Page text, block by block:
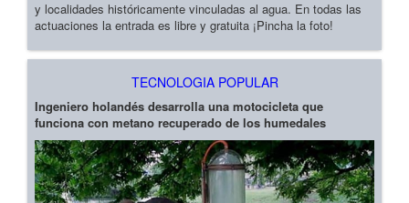
y localidades históricamente vinculadas al agua. En todas las
actuaciones la entrada es libre y gratuita ¡Pincha la foto!
TECNOLOGIA POPULAR
Ingeniero holandés desarrolla una motocicleta que
funciona con metano recuperado de los humedales